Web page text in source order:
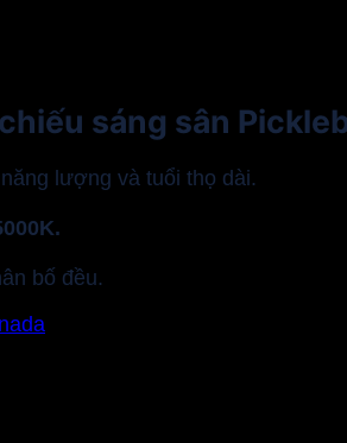
sáng sân
lượng và tuổi thọ dài.
bố đều.